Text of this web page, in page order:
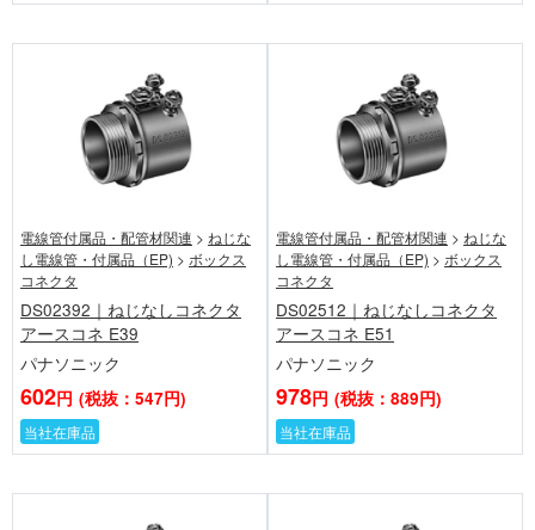
電線管付属品・配管材関連 > ねじな
し電線管・付属品（EP) > ボックス
コネクタ
DS02392｜ねじなしコネクタ
アースコネ E39
パナソニック
602円 (税抜：547円)
当社在庫品
電線管付属品・配管材関連 > ねじな
し電線管・付属品（EP) > ボックス
コネクタ
DS02512｜ねじなしコネクタ
アースコネ E51
パナソニック
978円 (税抜：889円)
当社在庫品